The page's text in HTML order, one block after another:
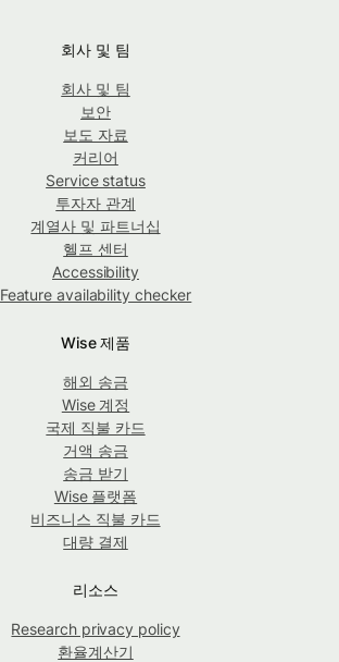
회사 및 팀
회사 및 팀
보안
보도 자료
커리어
Service status
투자자 관계
계열사 및 파트너십
헬프 센터
Accessibility
Feature availability checker
Wise 제품
해외 송금
Wise 계정
국제 직불 카드
거액 송금
송금 받기
Wise 플랫폼
비즈니스 직불 카드
대량 결제
리소스
Research privacy policy
환율계산기